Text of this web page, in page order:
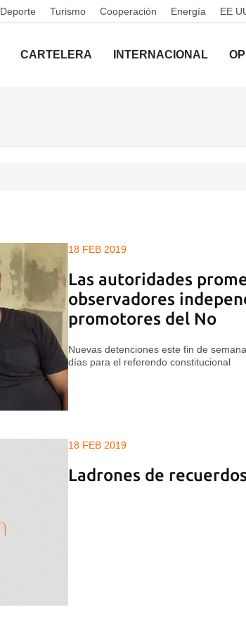
Deporte Turismo Cooperación Energía EE
CARTELERA INTERNACIONAL
18 FEB 2019
Las autoridades
observadores
promotores del No
Nuevas detenciones este fin de
días para el referendo constitucional
18 FEB 2019
Ladrones de recuerdos